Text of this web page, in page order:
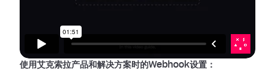
使用艾克索拉产品和解决方案时的Webhook设置：